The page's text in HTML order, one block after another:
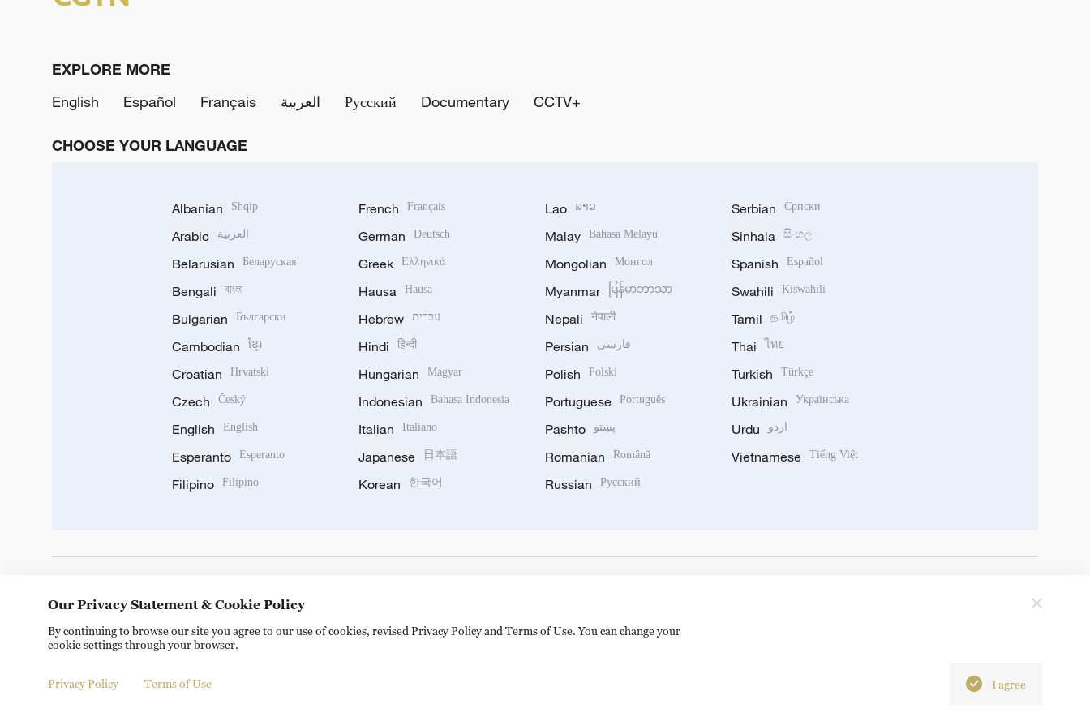
EXPLORE MORE
English
Español Français العربية Русский Documentary CCTV+
CHOOSE YOUR LANGUAGE
Albanian Shqip
Arabic العربية
Belarusian Беларуская
Bengali বাংলা
Bulgarian Български
Cambodian ខ្មែរ
Croatian Hrvatski
Czech Český
English English
Esperanto Esperanto
Filipino Filipino
French Français
German Deutsch
Greek Ελληνικά
Hausa Hausa
Hebrew עברית
Hindi हिन्दी
Hungarian Magyar
Indonesian Bahasa Indonesia
Italian Italiano
Japanese 日本語
Korean 한국어
Lao ລາວ
Malay Bahasa Melayu
Mongolian Монгол
Myanmar မြန်မာဘာသာ
Nepali नेपाली
Persian فارسی
Polish Polski
Portuguese Português
Pashto پښتو
Romanian Română
Russian Русский
Serbian Српски
Sinhala සිංහල
Spanish Español
Swahili Kiswahili
Tamil தமிழ்
Thai ไทย
Turkish Türkçe
Ukrainian Українська
Urdu اردو
Vietnamese Tiếng Việt
Copyright © 2024 CGTN. 京ICP备20000184号
Our Privacy Statement & Cookie Policy
By continuing to browse our site you agree to our use of cookies, revised Privacy Policy and Terms of Use. You can change your
cookie settings through your browser.
Privacy Policy Terms of Use I agree